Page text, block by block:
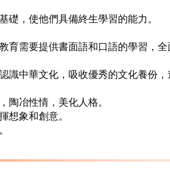
，使他們具備終生學習的能力。
育需要提供書面語和口語的學習，全
識中華文化，吸收優秀的文化養份，
冶性情，美化人格。
象和創意。